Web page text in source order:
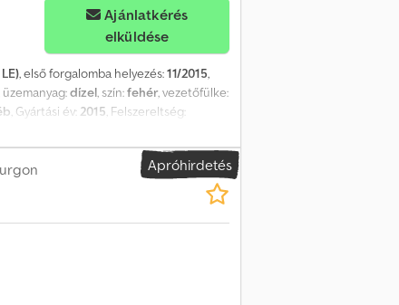
Ajánlatkérés
elküldése
, első forgalomba helyezés:11/2015,
, üzemanyag:dízel , szín:fehér, vezetőfülke:
, Gyártási év: 2015 , Felszereltség:
elektromos ablakemelők,
válaszfal, első tulajdonostól, automata
Apróhirdetés